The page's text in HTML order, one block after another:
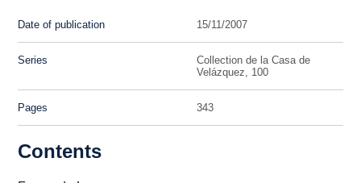
Date of publication 15/11/2007
Series
Collection de la Casa de
Velázquez, 100
Pages 343
Contents